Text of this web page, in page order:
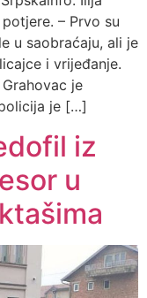
– Prvo su
u saobraćaju, ali je
i vrijeđanje.
je
je […]
iz
u